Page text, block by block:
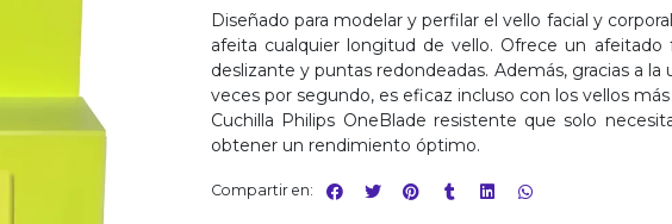
Diseñado para modelar y perfilar el vello facial y
afeita cualquier longitud de vello. Ofrece un afeitado
deslizante y puntas redondeadas. Además, gracias a
veces por segundo, es eficaz incluso con los vellos más
Cuchilla Philips OneBlade resistente que solo
obtener un rendimiento óptimo.
Compartir en: